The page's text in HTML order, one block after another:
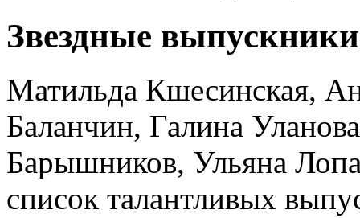
Звездные выпускники
Матильда Кшесинская,
Баланчин, Галина
Барышников, Ульяна
список талантливых